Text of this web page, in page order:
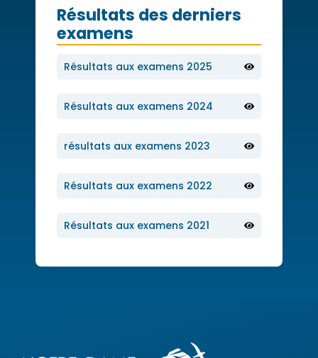
Résultats des derniers
examens
Résultats aux examens 2025
Résultats aux examens 2024
résultats aux examens 2023
Résultats aux examens 2022
Résultats aux examens 2021